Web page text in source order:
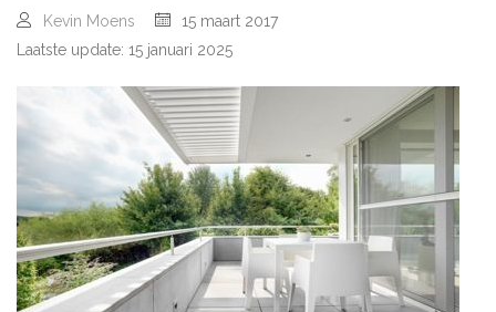
Kevin Moens
15 maart 2017
Laatste update: 15 januari 2025